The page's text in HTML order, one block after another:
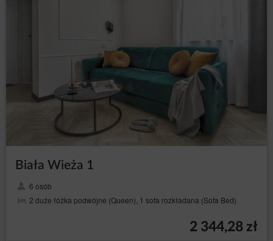
Biała Wieża 1
6 osób
2 duże łóżka podwójne (Queen), 1 sofa rozkładana (Sofa Bed)
2 344,28 zł